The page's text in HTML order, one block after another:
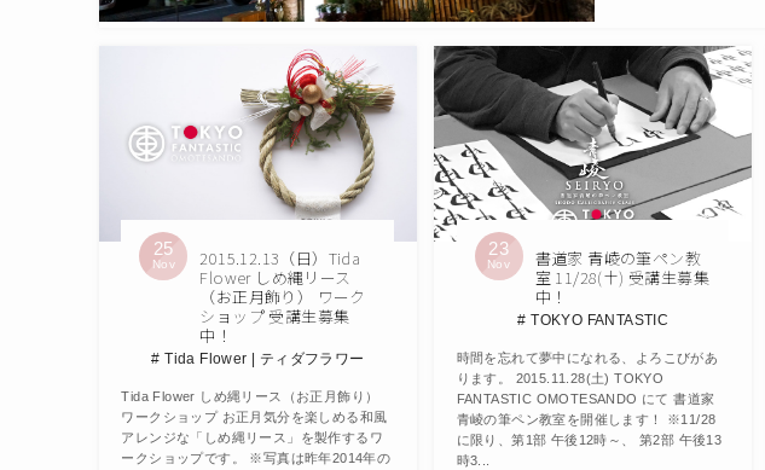
25
Nov
2015.12.13（日）Tida
Flower しめ縄リース
（お正月飾り） ワーク
ショップ 受講生募集
中！
Tida Flower | ティダフラワー
Tida Flower しめ縄リース（お正月飾り）
ワークショップ お正月気分を楽しめる和風
アレンジな「しめ縄リース」を製作するワ
ークショップです。 ※写真は昨年2014年の
23
Nov
書道家 青崚の筆ペン教
室 11/28(土) 受講生募集
中！
TOKYO FANTASTIC
時間を忘れて夢中になれる、よろこびがあ
ります。 2015.11.28(土) TOKYO
FANTASTIC OMOTESANDO にて 書道家
青崚の筆ペン教室を開催します！ ※11/28
に限り、第1部 午後12時～、 第2部 午後13
時3...